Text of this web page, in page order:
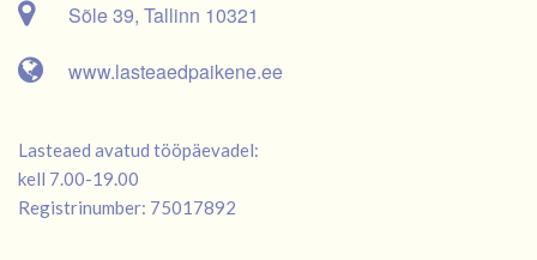
Sõle 39, Tallinn 10321
www.lasteaedpaikene.ee
Lasteaed avatud tööpäevadel:
kell 7.00-19.00
Registrinumber: 75017892